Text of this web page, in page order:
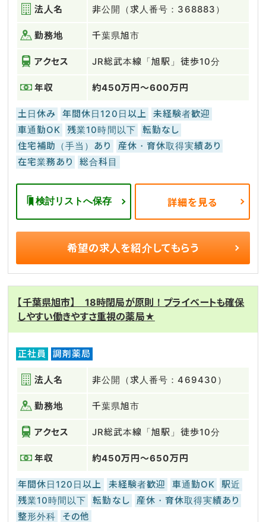
法人名 非公開（求人番号：368883）
勤務地 千葉県旭市
アクセス JR総武本線「旭駅」徒歩10分
年収 約450万円～600万円
土日休み 年間休日120日以上
未経験者歓迎
車通勤OK
残業10時間以下
転勤なし
住宅補助（手当）あり
産休・育休取得実績あり
在宅業務あり
総合科目
検討リストへ保存 詳細を見る
希望の求人を紹介してもらう
【千葉県旭市】 18時閉局が原則！プライベートも確保
しやすい働きやすさ重視の薬局★
正社員 調剤薬局
法人名 非公開（求人番号：469430）
勤務地 千葉県旭市
アクセス JR総武本線「旭駅」徒歩10分
年収 約450万円～650万円
年間休日120日以上 未経験者歓迎 車通勤OK
駅近
残業10時間以下
転勤なし
産休・育休取得実績あり
整形外科
その他